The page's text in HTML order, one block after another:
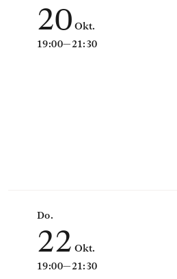
20 Okt.
19:00—21:30
Do.
22 Okt.
19:00—21:30